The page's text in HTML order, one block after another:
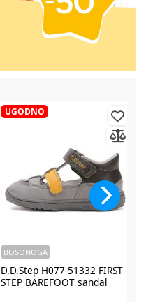
UGODNO
BOSONOGA
D.D.Step H077-51332 FIRST
STEP BAREFOOT sandal